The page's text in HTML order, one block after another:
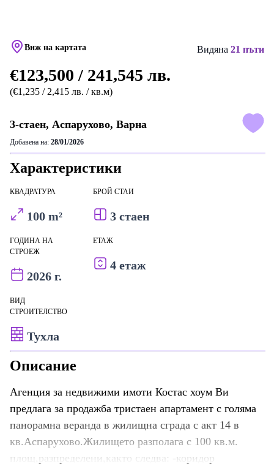
Виж на картата Видяна 21 пъти
€123,500 / 241,545 лв.
(€1,235 / 2,415 лв. / кв.м)
3-стаен, Аспарухово, Варна
Добавена на: 28/01/2026
Характеристики
КВАДРАТУРА
100 m²
БРОЙ СТАИ
3 стаен
ГОДИНА НА
СТРОЕЖ
2026 г.
ЕТАЖ
4 етаж
ВИД
СТРОИТЕЛСТВО
Тухла
Описание
Агенция за недвижими имоти Костас хоум Ви
предлага за продажба тристаен апартамент с голяма
панорамна веранда в жилищна сграда с акт 14 в
кв.Аспарухово.Жилището разполага с 100 кв.м.
площ,разпределени,както следва: -коридор